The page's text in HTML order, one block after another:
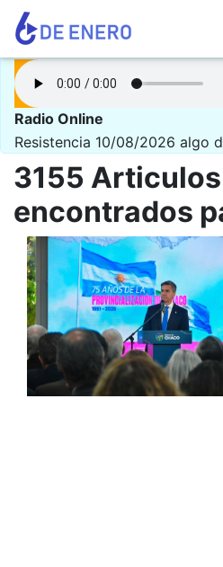
Radio Online
Resistencia 10/08/2026 algo
3155 Articulos
encontrados